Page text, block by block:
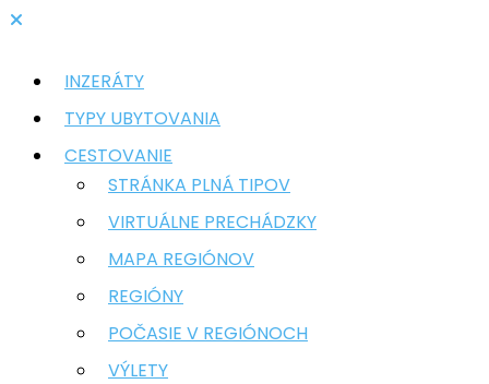
INZERÁTY
TYPY UBYTOVANIA
CESTOVANIE
STRÁNKA PLNÁ TIPOV
VIRTUÁLNE PRECHÁDZKY
MAPA REGIÓNOV
REGIÓNY
POČASIE V REGIÓNOCH
VÝLETY